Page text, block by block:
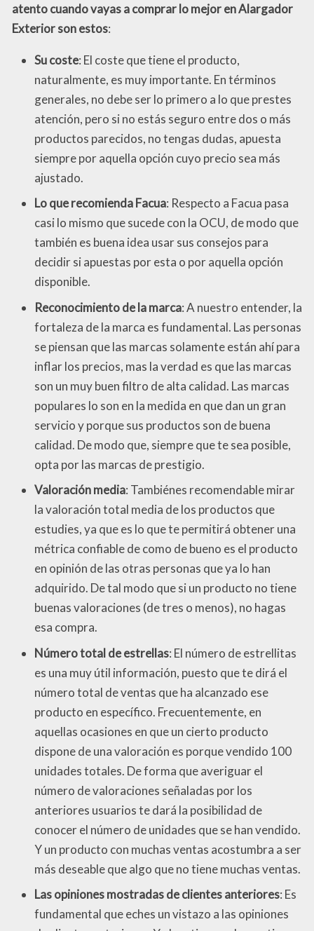
atento cuando vayas a comprar lo mejor en Alargador
Exterior son estos:
Su coste: El coste que tiene el producto,
naturalmente, es muy importante. En términos
generales, no debe ser lo primero a lo que prestes
atención, pero si no estás seguro entre dos o más
productos parecidos, no tengas dudas, apuesta
siempre por aquella opción cuyo precio sea más
ajustado.
Lo que recomienda Facua: Respecto a Facua pasa
casi lo mismo que sucede con la OCU, de modo que
también es buena idea usar sus consejos para
decidir si apuestas por esta o por aquella opción
disponible.
Reconocimiento de la marca: A nuestro entender, la
fortaleza de la marca es fundamental. Las personas
se piensan que las marcas solamente están ahí para
inflar los precios, mas la verdad es que las marcas
son un muy buen filtro de alta calidad. Las marcas
populares lo son en la medida en que dan un gran
servicio y porque sus productos son de buena
calidad. De modo que, siempre que te sea posible,
opta por las marcas de prestigio.
Valoración media: Tambiénes recomendable mirar
la valoración total media de los productos que
estudies, ya que es lo que te permitirá obtener una
métrica confiable de como de bueno es el producto
en opinión de las otras personas que ya lo han
adquirido. De tal modo que si un producto no tiene
buenas valoraciones (de tres o menos), no hagas
esa compra.
Número total de estrellas: El número de estrellitas
es una muy útil información, puesto que te dirá el
número total de ventas que ha alcanzado ese
producto en específico. Frecuentemente, en
aquellas ocasiones en que un cierto producto
dispone de una valoración es porque vendido 100
unidades totales. De forma que averiguar el
número de valoraciones señaladas por los
anteriores usuarios te dará la posibilidad de
conocer el número de unidades que se han vendido.
Y un producto con muchas ventas acostumbra a ser
más deseable que algo que no tiene muchas ventas.
Las opiniones mostradas de clientes anteriores: Es
fundamental que eches un vistazo a las opiniones